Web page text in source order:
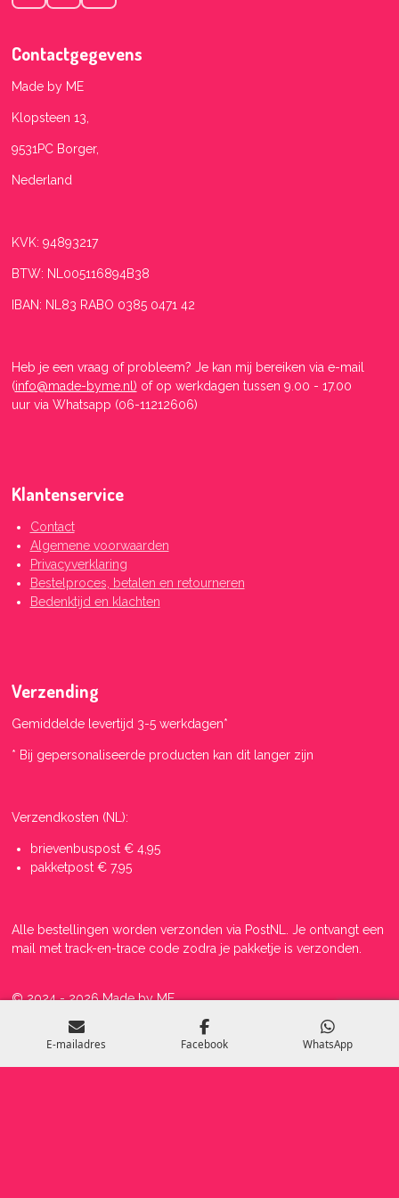
a
b
o
o
n
t
a
g
r
m
h
s
Contactgegevens
Made by ME
Klopsteen 13,
9531PC Borger,
Nederland
KVK: 94893217
BTW: NL005116894B38
IBAN: NL83 RABO 0385 0471 42
Heb je een vraag of probleem? Je kan mij bereiken via e-mail
(info@made-byme.nl) of op werkdagen tussen 9.00 - 17.00
uur via Whatsapp (06-11212606)
Klantenservice
Contact
Algemene voorwaarden
Privacyverklaring
Bestelproces, betalen en retourneren
Bedenktijd en klachten
Verzending
Gemiddelde levertijd 3-5 werkdagen*
* Bij gepersonaliseerde producten kan dit langer zijn
Verzendkosten (NL):
brievenbuspost € 4,95
pakketpost € 7,95
Alle bestellingen worden verzonden via PostNL. Je ontvangt een
mail met track-en-trace code zodra je pakketje is verzonden.
© 2024 - 2026 Made by ME
Powered byJouwWeb
E-mailadres Facebook WhatsApp